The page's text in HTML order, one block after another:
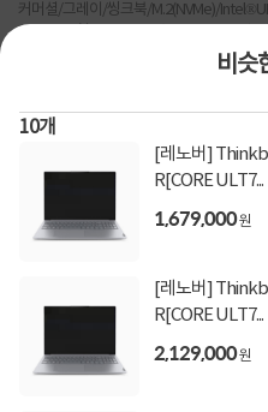
비슷
10개
[레노버]
R[CORE ULT7...
1,679,000원
[레노버]
R[CORE ULT7...
2,129,000원
커머셜/그레이/씽크북/M.2(NVMe)/
Home/16형/1920x1200 (WUXGA/FHD+)/
지금 후기쓰면 적립금
[토스페이 X 계
(1,000,000원 이
(600,000원 이상
[토스페이 X 농
상 결제 시)
[토스페이 X 현
상 결제 시)